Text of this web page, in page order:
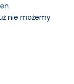
nie możemy